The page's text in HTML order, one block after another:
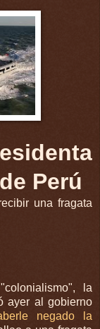
Perú
una fragata
la
ayer al gobierno
negado la